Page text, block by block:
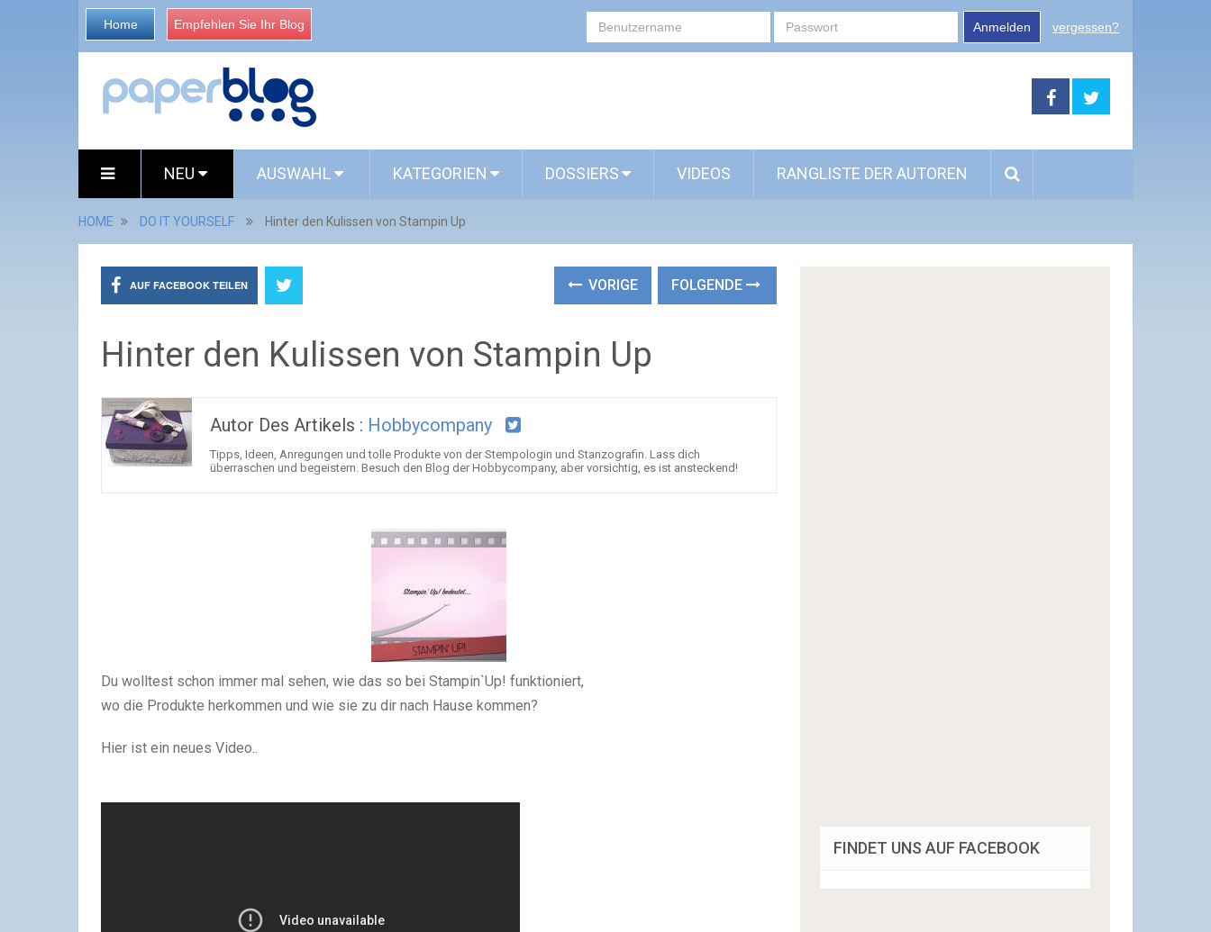
Home Empfehlen Sie Ihr Blog Anmelden vergessen?
NEU AUSWAHL KATEGORIEN DOSSIERS VIDEOS RANGLISTE DER AUTOREN
HOME DO IT YOURSELF Hinter den Kulissen von Stampin Up
AUF FACEBOOK TEILEN VORIGE FOLGENDE
Hinter den Kulissen von Stampin Up
Autor Des Artikels : Hobbycompany
Tipps, Ideen, Anregungen und tolle Produkte von der Stempologin und Stanzografin. Lass dich
überraschen und begeistern. Besuch den Blog der Hobbycompany, aber vorsichtig, es ist ansteckend!
Du wolltest schon immer mal sehen, wie das so bei Stampin`Up! funktioniert,
wo die Produkte herkommen und wie sie zu dir nach Hause kommen?
Hier ist ein neues Video..
FINDET UNS AUF FACEBOOK